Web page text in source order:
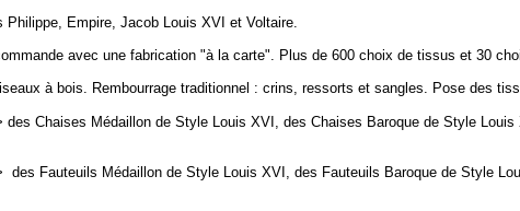
Empire, Jacob Louis XVI et Voltaire.
avec une fabrication "à la carte". Plus de 600 choix de tissus et 30
à bois. Rembourrage traditionnel : crins, ressorts et sangles. Pose des
Chaises Médaillon de Style Louis XVI, des Chaises Baroque de Style
des Fauteuils Médaillon de Style Louis XVI, des Fauteuils Baroque de Style